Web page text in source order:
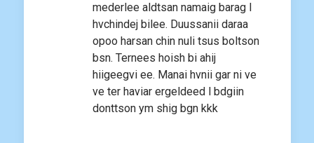
mederlee aldtsan namaig barag l
hvchindej bilee. Duussanii daraa
opoo harsan chin nuli tsus boltson
bsn. Ternees hoish bi ahij
hiigeegvi ee. Manai hvnii gar ni ve
ve ter haviar ergeldeed l bdgiin
donttson ym shig bgn kkk